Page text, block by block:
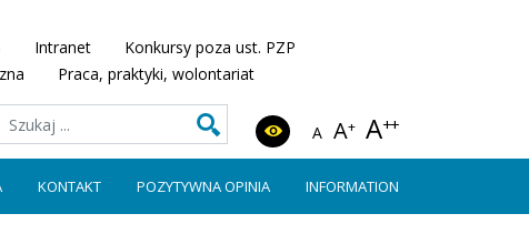
Intranet
Konkursy poza ust. PZP
Praca, praktyki, wolontariat
A A+ A++
KONTAKT POZYTYWNA OPINIA INFORMATION